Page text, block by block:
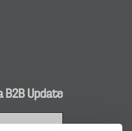
B2B Update